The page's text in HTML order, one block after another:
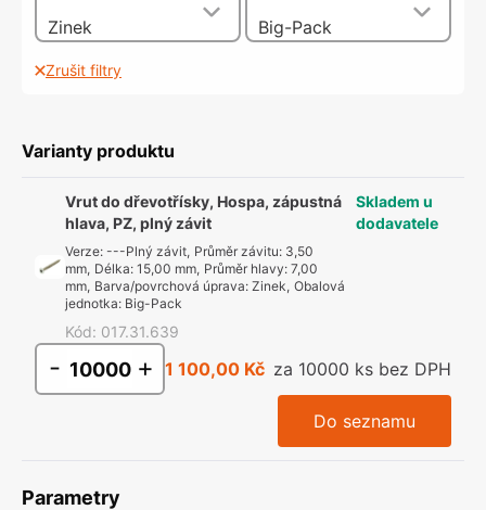
Zinek Big-Pack
Zrušit filtry
Varianty produktu
Vrut do dřevotřísky, Hospa, zápustná
hlava, PZ, plný závit
Verze: ---Plný závit, Průměr závitu: 3,50
mm, Délka: 15,00 mm, Průměr hlavy: 7,00
mm, Barva/povrchová úprava: Zinek, Obalová
jednotka: Big-Pack
Kód: 017.31.639
Skladem u
dodavatele
- + 1 100,00 Kč za 10000 ks bez DPH
Do seznamu
Parametry